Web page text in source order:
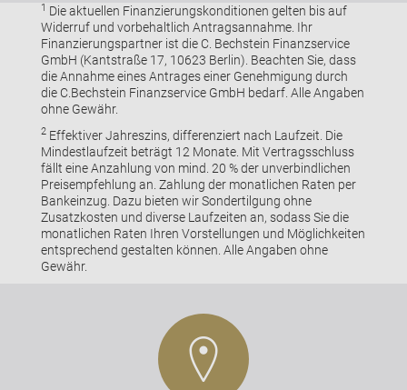
1 Die aktuellen Finanzierungskonditionen gelten bis auf
Widerruf und vorbehaltlich Antragsannahme. Ihr
Finanzierungspartner ist die C. Bechstein Finanzservice
GmbH (Kantstraße 17, 10623 Berlin). Beachten Sie, dass
die Annahme eines Antrages einer Genehmigung durch
die C.Bechstein Finanzservice GmbH bedarf. Alle Angaben
ohne Gewähr.
2Effektiver Jahreszins, differenziert nach Laufzeit. Die
Mindestlaufzeit beträgt 12 Monate. Mit Vertragsschluss
fällt eine Anzahlung von mind. 20 % der unverbindlichen
Preisempfehlung an. Zahlung der monatlichen Raten per
Bankeinzug. Dazu bieten wir Sondertilgung ohne
Zusatzkosten und diverse Laufzeiten an, sodass Sie die
monatlichen Raten Ihren Vorstellungen und Möglichkeiten
entsprechend gestalten können. Alle Angaben ohne
Gewähr.